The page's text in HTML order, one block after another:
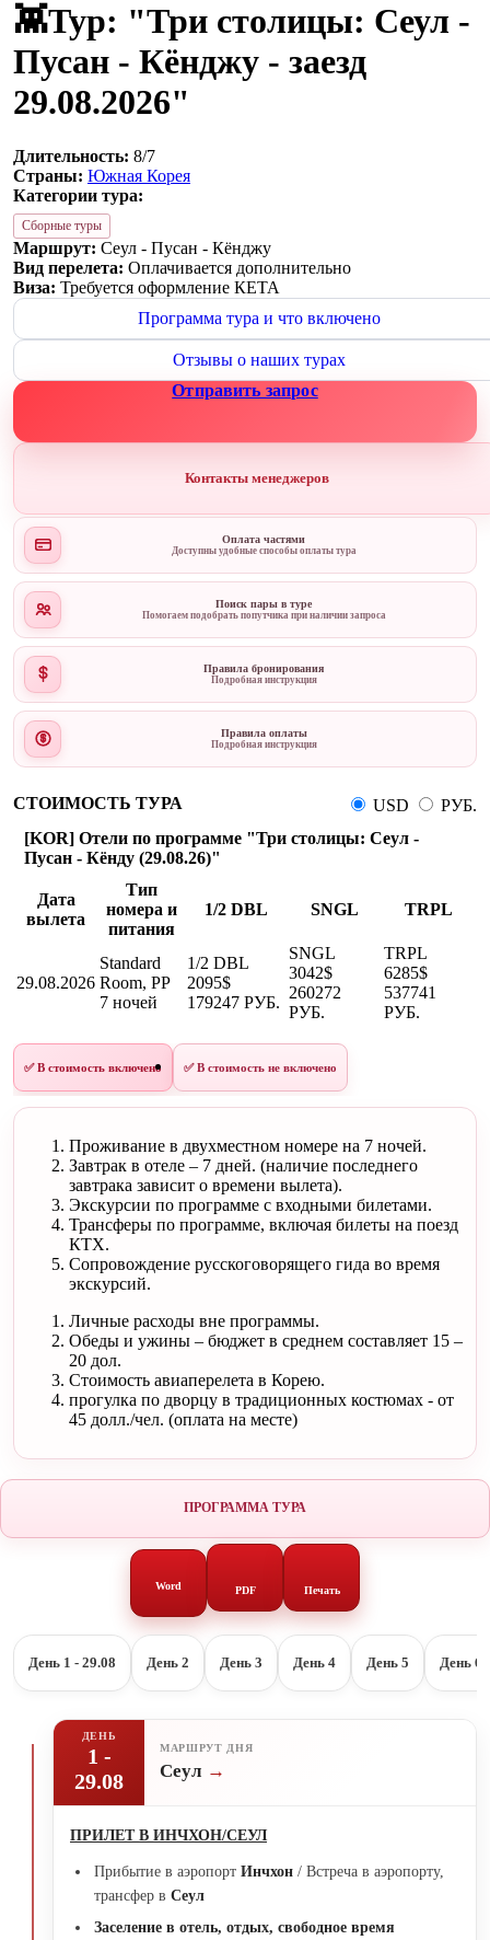
👾Тур: "Три столицы: Сеул -
Пусан - Кёнджу - заезд
29.08.2026"
Длительность: 8/7
Страны: Южная Корея
Категории тура:
Сборные туры
Маршрут: Сеул - Пусан - Кёнджу
Вид перелета: Оплачивается дополнительно
Виза: Требуется оформление КЕТА
Программа тура и что включено
Отзывы о наших турах
Отправить запрос
Контакты менеджеров
Оплата частями
Доступны удобные способы оплаты тура
Поиск пары в туре
Помогаем подобрать попутчика при наличии запроса
Правила бронирования
Подробная инструкция
Правила оплаты
Подробная инструкция
СТОИМОСТЬ ТУРА USD
РУБ.
[KOR] Отели по программе "Три столицы: Сеул -
Пусан - Кёнду (29.08.26)"
Дата
вылета
Тип
номера и
питания
1/2 DBL SNGL TRPL
29.08.2026
Standard
Room, PP
7 ночей
1/2 DBL
2095$
179247 РУБ.
SNGL
3042$
260272
РУБ.
TRPL
6285$
537741
РУБ.
✅ В стоимость включено ✅ В стоимость не включено
Проживание в двухместном номере на 7 ночей.
Завтрак в отеле – 7 дней. (наличие последнего
завтрака зависит о времени вылета).
Экскурсии по программе с входными билетами.
Трансферы по программе, включая билеты на поезд
КТХ.
Сопровождение русскоговорящего гида во время
экскурсий.
Личные расходы вне программы.
Обеды и ужины – бюджет в среднем составляет 15 –
20 дол.
Стоимость авиаперелета в Корею.
прогулка по дворцу в традиционных костюмах - от
45 долл./чел. (оплата на месте)
ПРОГРАММА ТУРА
Word PDF Печать
День 1 - 29.08 День 2 День 3 День 4 День 5 День 6
ДЕНЬ
1 -
29.08
МАРШРУТ ДНЯ
Сеул
ПРИЛЕТ В ИНЧХОН/СЕУЛ
Прибытие в аэропорт Инчхон / Встреча в аэропорту,
трансфер в Сеул
Заселение в отель, отдых, свободное время